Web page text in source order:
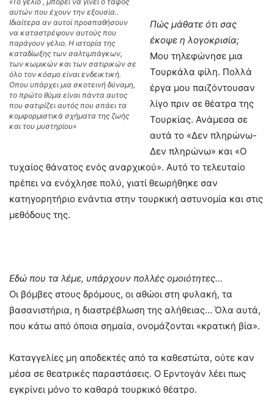
αυτών που έχουν την εξουσία..
Ιδιαίτερα αν αυτοί προσπαθήσουν
να καταστρέψουν αυτούς που
παράγουν γέλιο. Η ιστορία της
καταδίωξης των σαλτιμπάγκων,
των κωμικών και των σατιρικών σε
όλο τον κόσμο είναι ενδεικτική.
Οπου υπάρχει μια σκοτεινή δύναμη,
το πρώτο θύμα είναι πάντα αυτος
που σατιρίζει αυτός που σπάει τα
κομφορμιστικά σχήματα της ζωής
και του μυστηρίου»
Πώς μάθατε ότι σας
έκοψε η λογοκρισία;
Μου τηλεφώνησε μια
Τουρκάλα φίλη. Πολλά
έργα μου παιζόντουσαν
λίγο πριν σε θέατρα της
Τουρκίας. Ανάμεσα σε
αυτά το «Δεν πληρώνω-
Δεν πληρώνω» και «Ο
τυχαίος θάνατος ενός αναρχικού». Αυτό το τελευταίο
πρέπει να ενόχλησε πολύ, γιατί θεωρήθηκε σαν
κατηγορητήριο ενάντια στην τουρκική αστυνομία και στις
μεθόδους της.
Εδώ που τα λέμε, υπάρχουν πολλές ομοιότητες…
Οι βόμβες στους δρόμους, οι αθώοι στη φυλακή, τα
βασανιστήρια, η διαστρέβλωση της αλήθειας… Όλα αυτά,
που κάτω από όποια σημαία, ονομάζονται «κρατική βία».
Καταγγελίες μη αποδεκτές από τα καθεστώτα, ούτε καν
μέσα σε θεατρικές παραστάσεις. Ο Ερντογάν λέει πως
εγκρίνει μόνο το καθαρά τουρκικό θέατρο.